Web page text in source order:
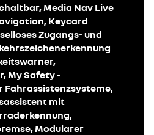
Media Nav Live
Keycard
Zugangs- und
My Safety -
Fahrassistenzsysteme,
mit
Modularer